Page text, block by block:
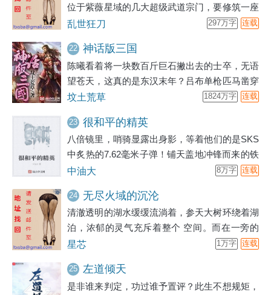
不时之需
位于紫薇星域的几大超级武道宗门，要修筑一座
史无前例的大型传送阵法，以方便他们对于银河
要经过地球，所以，地球要被强拆了。而地球人
对此，一无所知。
乱世狂刀 连载
297万字
22 神话版三国
陈曦看着将一块数百斤巨石撇出去的士卒，无语
望苍天，这真的是东汉末年？吕布单枪匹马凿穿
万人部队，这怎么看都不科学。赵子龙真心龙魂
曹操杀出敌营，顺手宰了对面数千步骑，这战斗
力爆表了吧！这是不是哪里有些不对啊，陈曦顺
手摸了一把鹅毛扇挥了一下，狂风大作，叹了一
口气，“这是神话吧，我自己都不正常了。”ps：
95010223（满了
坟土荒草 连载
1824万字
23 很和平的精英
八倍镜里，哨骑显露出身影，等着他们的是SKS
中炙热的7.62毫米子弹！铺天盖地冲锋而来的铁
骑，会被M249喷射的火舌统统消灭！我是王
中油大 连载
8万字
24 无尽火域的沉沦
清澈透明的湖水缓缓流淌着，参天大树环绕着湖
泊，浓郁的灵气充斥着整个 空间。而在一旁的
山巅，少女负手而立，修长的身姿亭亭玉立。迎
缓缓飘舞。裙角飞掠间。隐隐透出少女那完美地
轮 廓曲线。少女身着淡青裙袍，小蛮腰处轻束
星芯 连载
1万字
25 左道倾天
是非谁来判定，功过谁予置评？此生不想规矩，